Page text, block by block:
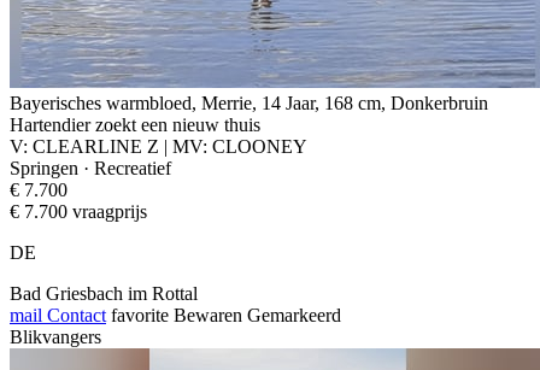
Bayerisches warmbloed, Merrie, 14 Jaar, 168 cm, Donkerbruin
Hartendier zoekt een nieuw thuis
V: CLEARLINE Z | MV: CLOONEY
Springen · Recreatief
€ 7.700
€ 7.700 vraagprijs
DE
Bad Griesbach im Rottal
mail Contact favorite Bewaren Gemarkeerd
Blikvangers